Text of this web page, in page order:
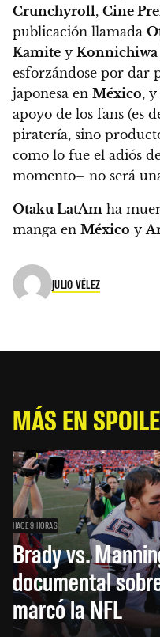
Crunchyroll, Cine
publicación llamada
Kamite y Konnichiwa
esforzándose por dar
japonesa en México,
apoyo de los fans (es
piratería, sino
como lo fue el adiós
momento– no será
Otaku LatAm ha
manga en México y
JULIO VÉLEZ
MÁS EN
HACE 9 HORAS
Brady vs.
documental
marcó la NFL